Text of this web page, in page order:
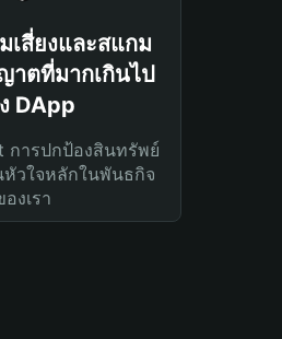
เสี่ยงและสแกม
าตที่มากเกินไป
DApp
การปกป้องสินทรัพย์
หัวใจหลักในพันธกิจ
องเรา